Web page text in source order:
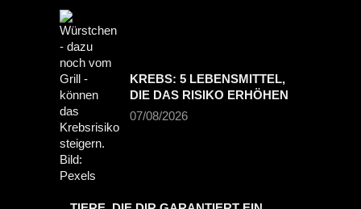
KREBS: 5 LEBENSMITTEL,
DIE DAS RISIKO ERHÖHEN
07/08/2026